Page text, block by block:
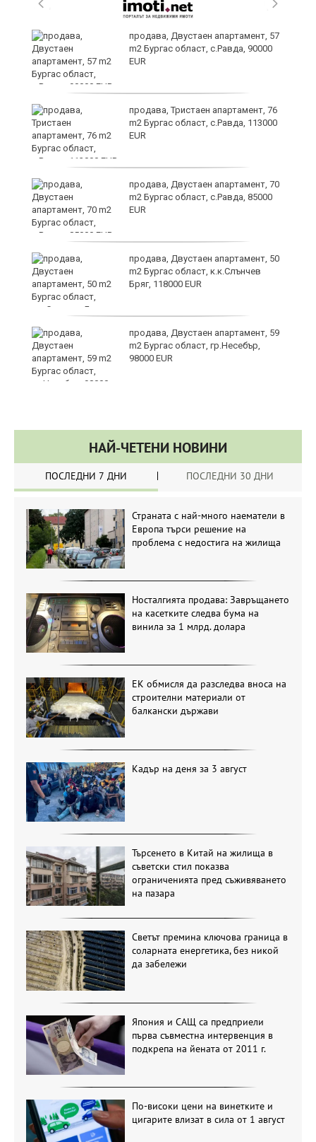
продава, Двустаен апартамент, 57
m2 Бургас област, с.Равда, 90000
EUR
продава, Тристаен апартамент, 76
m2 Бургас област, с.Равда, 113000
EUR
продава, Двустаен апартамент, 70
m2 Бургас област, с.Равда, 85000
EUR
продава, Двустаен апартамент, 50
m2 Бургас област, к.к.Слънчев
Бряг, 118000 EUR
продава, Двустаен апартамент, 59
m2 Бургас област, гр.Несебър,
98000 EUR
НАЙ-ЧЕТЕНИ НОВИНИ
ПОСЛЕДНИ 7 ДНИ ПОСЛЕДНИ 30 ДНИ
Страната с най-много наематели в
Европа търси решение на
проблема с недостига на жилища
Носталгията продава: Завръщането
на касетките следва бума на
винила за 1 млрд. долара
ЕК обмисля да разследва вноса на
строителни материали от
балкански държави
Кадър на деня за 3 август
Търсенето в Китай на жилища в
съветски стил показва
ограниченията пред съживяването
на пазара
Светът премина ключова граница в
соларната енергетика, без никой
да забележи
Япония и САЩ са предприели
първа съвместна интервенция в
подкрепа на йената от 2011 г.
По-високи цени на винетките и
цигарите влизат в сила от 1 август